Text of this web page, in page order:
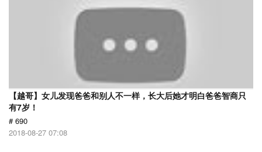
【越哥】女儿发现爸爸和别人不一样，长大后她才明白爸爸智商只
有7岁！
# 690
2018-08-27 07:08